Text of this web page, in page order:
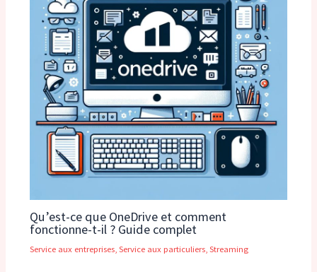
Qu’est-ce que OneDrive et comment
fonctionne-t-il ? Guide complet
Service aux entreprises,Service aux particuliers,Streaming